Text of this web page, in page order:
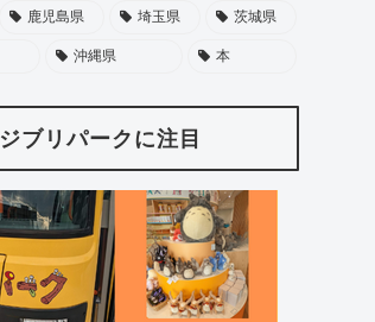
鹿児島県 埼玉県 茨城県
沖縄県 本
ジブリパークに注目